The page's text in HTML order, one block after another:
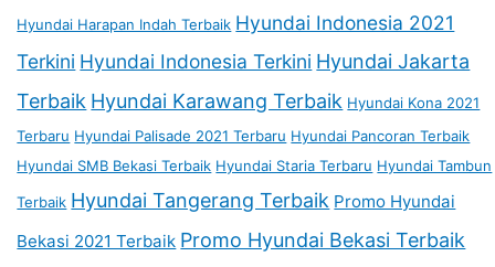
Hyundai Harapan Indah Terbaik Hyundai Indonesia 2021
Terkini Hyundai Indonesia Terkini Hyundai Jakarta
Terbaik Hyundai Karawang Terbaik Hyundai Kona 2021
Terbaru Hyundai Palisade 2021 Terbaru Hyundai Pancoran Terbaik
Hyundai SMB Bekasi Terbaik Hyundai Staria Terbaru Hyundai Tambun
Terbaik Hyundai Tangerang Terbaik Promo Hyundai
Bekasi 2021 Terbaik Promo Hyundai Bekasi Terbaik